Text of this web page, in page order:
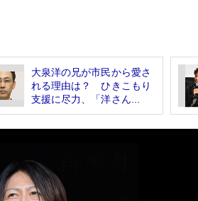
大泉洋の兄が市民から愛さ
れる理由は？ ひきこもり
支援に尽力、「洋さん...